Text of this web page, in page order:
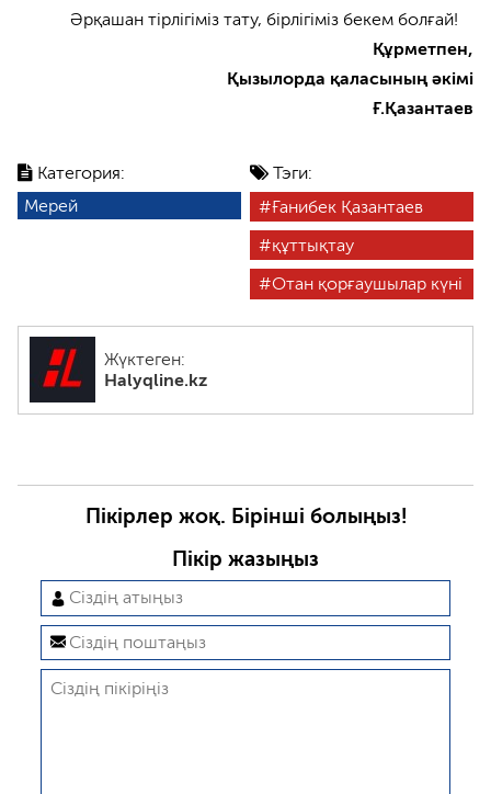
Категория:
Мерей
Тэги:
Ғанибек Қазантаев
құттықтау
Отан қорғаушылар күні
Жүктеген:
Halyqline.kz
Әрқашан тірлігіміз тату, бірлігіміз бекем болғай!
Құрметпен,
Қызылорда қаласының әкімі
Ғ.Қазантаев
Пікірлер жоқ. Бірінші болыңыз!
Пікір жазыңыз